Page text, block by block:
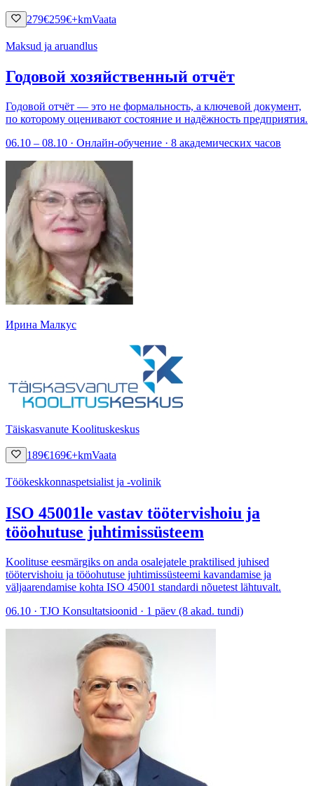
279€259€+kmVaata
Maksud ja aruandlus
Годовой хозяйственный отчёт
Годовой отчёт — это не формальность, а ключевой документ,
по которому оценивают состояние и надёжность предприятия.
06.10 – 08.10 · Онлайн-обучение · 8 академических часов
Ирина Малкус
Täiskasvanute Koolituskeskus
189€169€+kmVaata
Töökeskkonnaspetsialist ja -volinik
ISO 45001le vastav töötervishoiu ja
tööohutuse juhtimissüsteem
Koolituse eesmärgiks on anda osalejatele praktilised juhised
töötervishoiu ja tööohutuse juhtimissüsteemi kavandamise ja
väljaarendamise kohta ISO 45001 standardi nõuetest lähtuvalt.
06.10 · TJO Konsultatsioonid · 1 päev (8 akad. tundi)